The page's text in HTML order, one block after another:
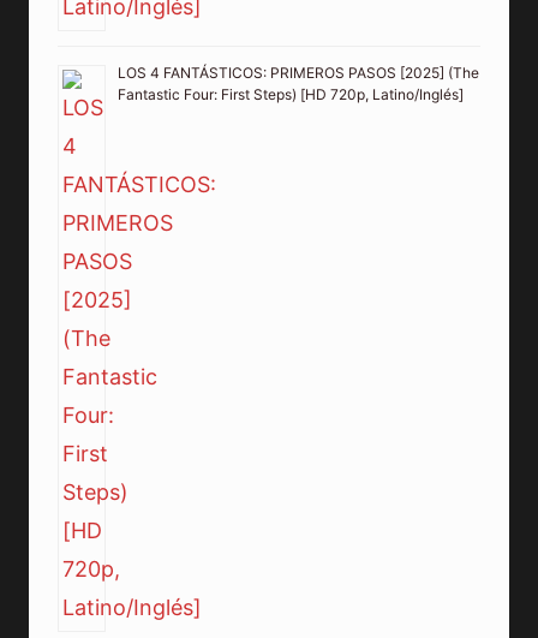
LOS 4 FANTÁSTICOS: PRIMEROS PASOS [2025] (The
Fantastic Four: First Steps) [HD 720p, Latino/Inglés]